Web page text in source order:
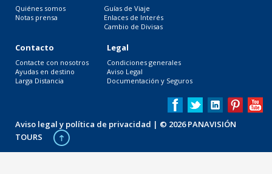
Quiénes somos
Notas prensa
Guías de Viaje
Enlaces de Interés
Cambio de Divisas
Contacto
Contacte con nosotros
Ayudas en destino
Larga Distancia
Legal
Condiciones generales
Aviso Legal
Documentación y Seguros
Aviso legal y política de privacidad | © 2026 PANAVISIÓN
TOURS